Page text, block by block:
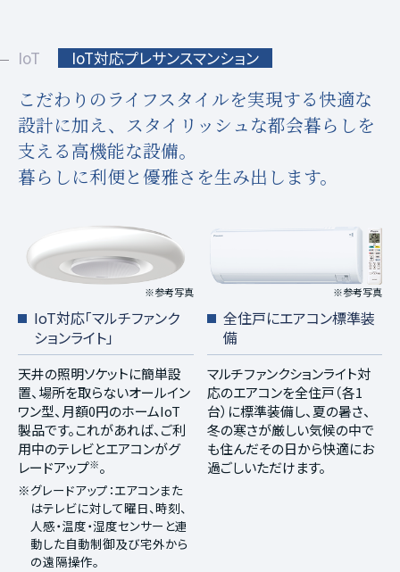
IoT IoT対応プレサンスマンション
こだわりのライフスタイルを実現する快適な
設計に加え、 スタイリッシュな都会暮らしを
支える高機能な設備。
暮らしに利便と優雅さを生み出します。
※参考写真
IoT対応「マルチファンク
ションライト」
天井の照明ソケットに簡単設
置、場所を取らないオールイン
ワン型、月額0円のホームIoT
製品です。これがあれば、ご利
用中のテレビとエアコンがグ
レードアップ※。
※グレードアップ：エアコンまた
はテレビに対して曜日、時刻、
人感・温度・湿度センサーと連
動した自動制御及び宅外から
の遠隔操作。
※参考写真
全住戸にエアコン標準装
備
マルチファンクションライト対
応のエアコンを全住戸（各1
台）に標準装備し、夏の暑さ、
冬の寒さが厳しい気候の中で
も住んだその日から快適にお
過ごしいただけます。